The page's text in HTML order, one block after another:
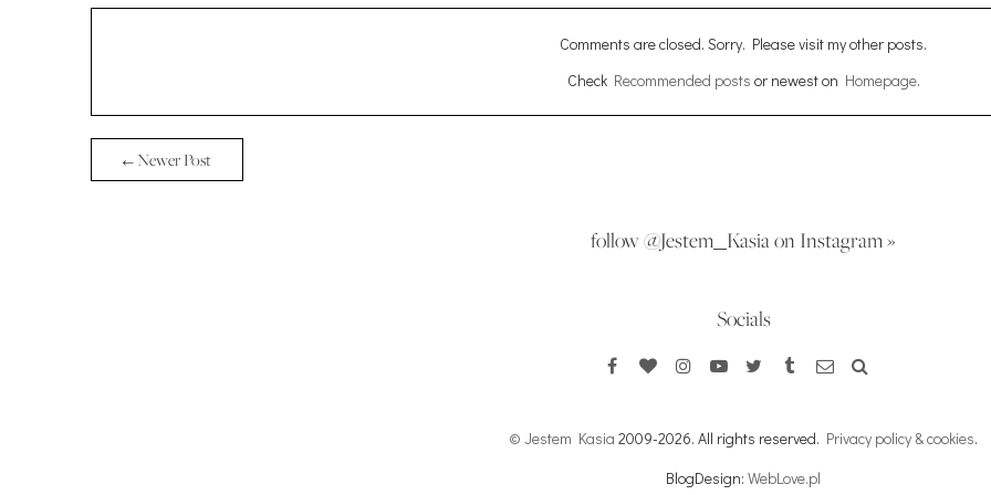
Comments are closed. Sorry. Please visit my other posts.
Check Recommended posts or newest on Homepage.
← Newer Post
follow @Jestem_Kasia on Instagram »
Socials
© Jestem Kasia 2009-2026. All rights reserved. Privacy policy & cookies.
BlogDesign: WebLove.pl